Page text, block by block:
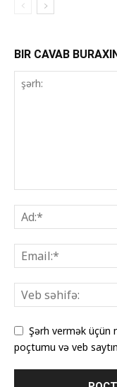
BIR CAVAB BURAXIN
Şərh vermək üçün
poçtumu və veb